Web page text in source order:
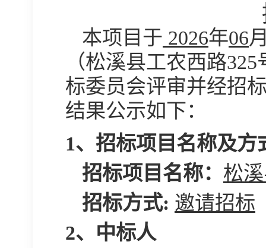
本项目 于 2026年06
（松溪县工农西路325
标委员会评审并经招
结果公示如下：
1、招标项目名称及方
招标项目名称： 松
招标方式: 邀请招标
2、中标人